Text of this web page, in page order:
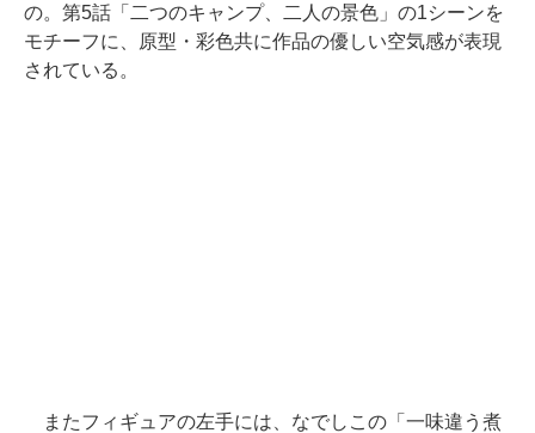
の。第5話「二つのキャンプ、二人の景色」の1シーンを
モチーフに、原型・彩色共に作品の優しい空気感が表現
されている。
またフィギュアの左手には、なでしこの「一味違う煮